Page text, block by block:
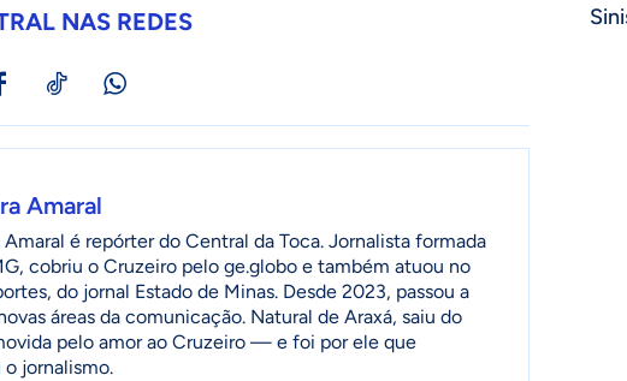
NAS REDES
Amaral
Amaral é repórter do Central da Toca. Jornalista formada
cobriu o Cruzeiro pelo ge.globo e também atuou no
do jornal Estado de Minas. Desde 2023, passou a
áreas da comunicação. Natural de Araxá, saiu do
pelo amor ao Cruzeiro — e foi por ele que
jornalismo.